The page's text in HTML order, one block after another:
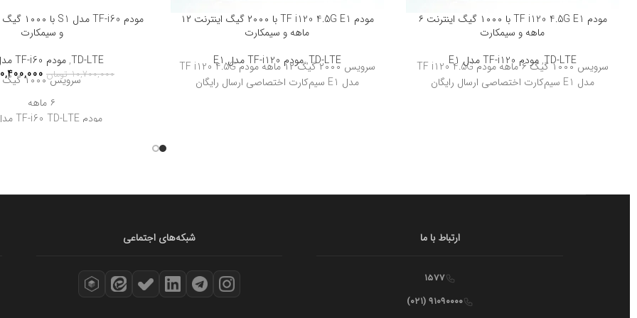
مودم TF i120 4.5G E1 با ۱۰۰۰ گیگ اینترنت ۶
ماهه و سیمکارت
TD-LTE
,مودم TF-i120 مدل E1
سرویس ۱۰۰۰ گیگ ۶ ماهه مودم TF i120 4.5G
مدل E1 سیم‌کارت اختصاصی ارسال رایگان
مودم TF i120 4.5G E1 با ۲۰۰۰ گیگ اینترنت ۱۲
ماهه و سیمکارت
TD-LTE
,مودم TF-i120 مدل E1
سرویس ۲۰۰۰ گیگ ۱۲ ماهه مودم TF i120 4.5G
مدل E1 سیم‌کارت اختصاصی ارسال رایگان
و سیمکارت
TD-LTE
,مودم TF-i60 مدل S1
10,700,000 تومان
سرویس ۱۰۰۰ گیگ
۶ ماهه
مودم TF-i60 TD-LTE مدل S1
ارتباط با ما
۱۵۷۷
۹۱۰۹۰۰۰۰ (۰۲۱)
شبکه‌های اجتماعی